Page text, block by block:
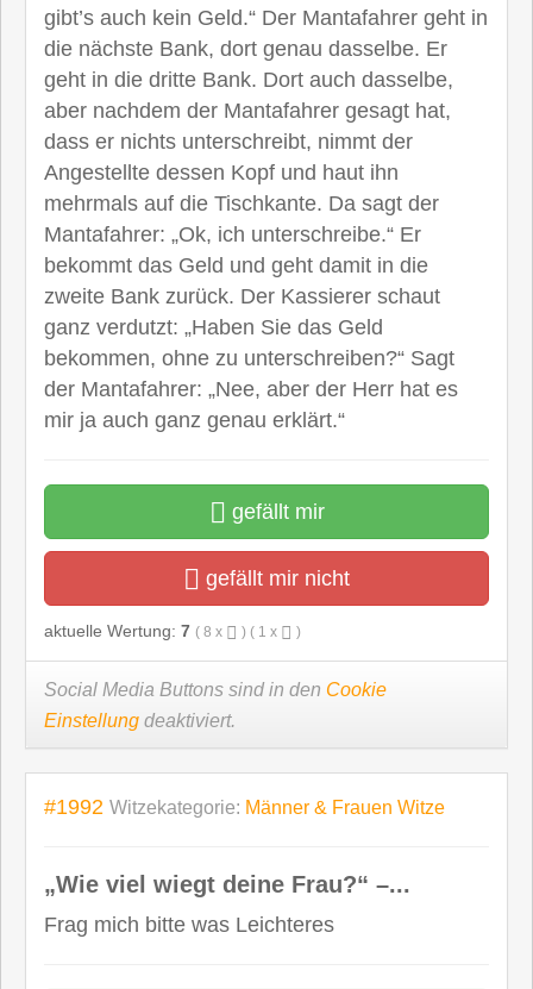
gibt’s auch kein Geld.“ Der Mantafahrer geht in
die nächste Bank, dort genau dasselbe. Er
geht in die dritte Bank. Dort auch dasselbe,
aber nachdem der Mantafahrer gesagt hat,
dass er nichts unterschreibt, nimmt der
Angestellte dessen Kopf und haut ihn
mehrmals auf die Tischkante. Da sagt der
Mantafahrer: „Ok, ich unterschreibe.“ Er
bekommt das Geld und geht damit in die
zweite Bank zurück. Der Kassierer schaut
ganz verdutzt: „Haben Sie das Geld
bekommen, ohne zu unterschreiben?“ Sagt
der Mantafahrer: „Nee, aber der Herr hat es
mir ja auch ganz genau erklärt.“
gefällt mir
gefällt mir nicht
aktuelle Wertung: 7 ( 8 x ) ( 1 x )
Social Media Buttons sind in den Cookie
Einstellung deaktiviert.
#1992 Witzekategorie: Männer & Frauen Witze
„Wie viel wiegt deine Frau?“ –...
Frag mich bitte was Leichteres